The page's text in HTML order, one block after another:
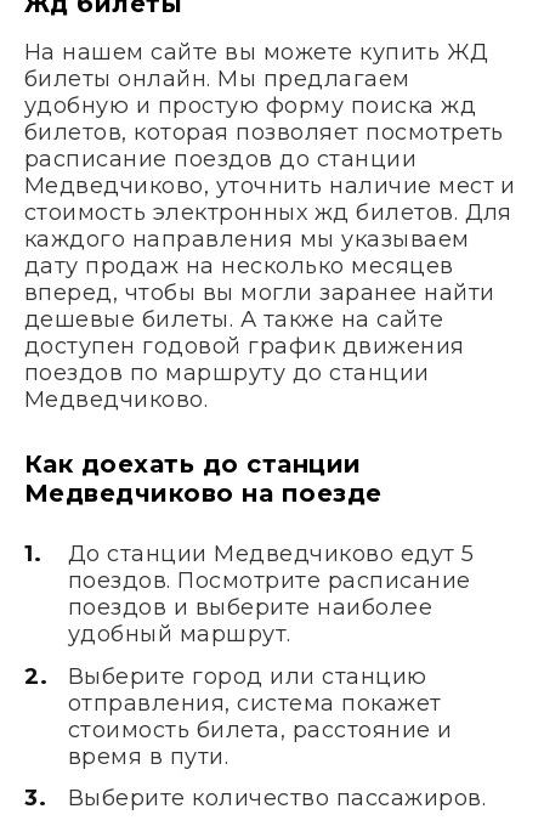
На нашем сайте вы можете купить ЖД
билеты онлайн. Мы предлагаем
удобную и простую форму поиска жд
билетов, которая позволяет посмотреть
расписание поездов до станции
Медведчиково, уточнить наличие мест и
стоимость электронных жд билетов. Для
каждого направления мы указываем
дату продаж на несколько месяцев
вперед, чтобы вы могли заранее найти
дешевые билеты. А также на сайте
доступен годовой график движения
поездов по маршруту до станции
Медведчиково.
Как доехать до станции
Медведчиково на поезде
До станции Медведчиково едут 5
поездов. Посмотрите расписание
поездов и выберите наиболее
удобный маршрут.
Выберите город или станцию
отправления, система покажет
стоимость билета, расстояние и
время в пути.
Выберите количество пассажиров.